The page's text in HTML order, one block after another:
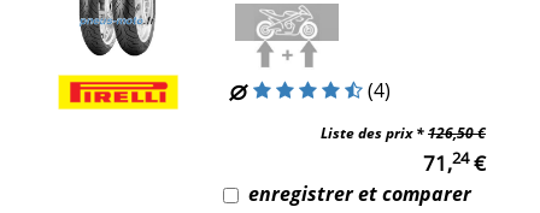
(4)
Liste des prix *126,50 €
71,24€
enregistrer et comparer